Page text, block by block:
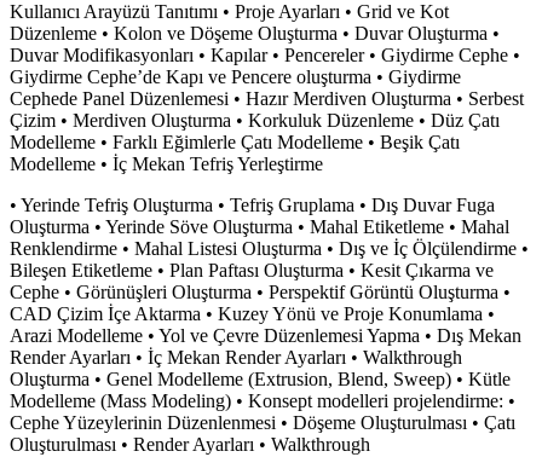
Kullanıcı Arayüzü Tanıtımı • Proje Ayarları • Grid ve Kot
Düzenleme • Kolon ve Döşeme Oluşturma • Duvar Oluşturma •
Duvar Modifikasyonları • Kapılar • Pencereler • Giydirme Cephe •
Giydirme Cephe’de Kapı ve Pencere oluşturma • Giydirme
Cephede Panel Düzenlemesi • Hazır Merdiven Oluşturma • Serbest
Çizim • Merdiven Oluşturma • Korkuluk Düzenleme • Düz Çatı
Modelleme • Farklı Eğimlerle Çatı Modelleme • Beşik Çatı
Modelleme • İç Mekan Tefriş Yerleştirme
• Yerinde Tefriş Oluşturma • Tefriş Gruplama • Dış Duvar Fuga
Oluşturma • Yerinde Söve Oluşturma • Mahal Etiketleme • Mahal
Renklendirme • Mahal Listesi Oluşturma • Dış ve İç Ölçülendirme •
Bileşen Etiketleme • Plan Paftası Oluşturma • Kesit Çıkarma ve
Cephe • Görünüşleri Oluşturma • Perspektif Görüntü Oluşturma •
CAD Çizim İçe Aktarma • Kuzey Yönü ve Proje Konumlama •
Arazi Modelleme • Yol ve Çevre Düzenlemesi Yapma • Dış Mekan
Render Ayarları • İç Mekan Render Ayarları • Walkthrough
Oluşturma • Genel Modelleme (Extrusion, Blend, Sweep) • Kütle
Modelleme (Mass Modeling) • Konsept modelleri projelendirme: •
Cephe Yüzeylerinin Düzenlenmesi • Döşeme Oluşturulması • Çatı
Oluşturulması • Render Ayarları • Walkthrough